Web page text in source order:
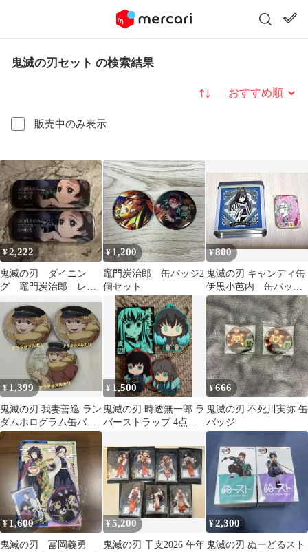
鬼滅の刃セット の検索結果
販売中のみ表示
並び替え
¥2,222
鬼滅の刃 ダイニン
グ 竈門炭治郎 レン
チキュラー台詞ロング
缶バッジセット
¥1,200
竈門炭治郎 缶バッジ2
個セット
¥800
鬼滅の刃 キャンディ缶
伊黒小芭内 缶バッチ
甘露寺蜜璃セット
¥ 1,399
鬼滅の刃 我妻善逸 ラン
ダムホログラム缶バッ
ジ early winter 3点
¥ 1,500
鬼滅の刃 時透無一郎 ラ
バーストラップ 4点セ
¥666
鬼滅の刃 不死川実弥 缶
バッジ
¥ 1,600
鬼滅の刃 冨岡義勇
¥5,200
鬼滅の刃 干支2026 午年
¥2,300
鬼滅の刃 ぬーどるスト